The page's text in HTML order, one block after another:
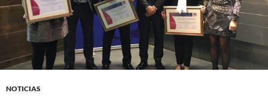
NOTICIAS